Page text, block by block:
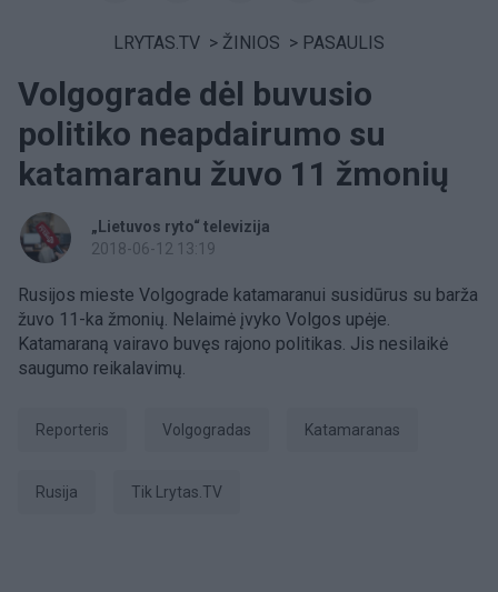
LRYTAS.TV > ŽINIOS > PASAULIS
Volgograde dėl buvusio
politiko neapdairumo su
katamaranu žuvo 11 žmonių
„Lietuvos ryto“ televizija
2018-06-12 13:19
Rusijos mieste Volgograde katamaranui susidūrus su barža
žuvo 11-ka žmonių. Nelaimė įvyko Volgos upėje.
Katamaraną vairavo buvęs rajono politikas. Jis nesilaikė
saugumo reikalavimų.
Reporteris Volgogradas katamaranas
Rusija tik Lrytas.TV